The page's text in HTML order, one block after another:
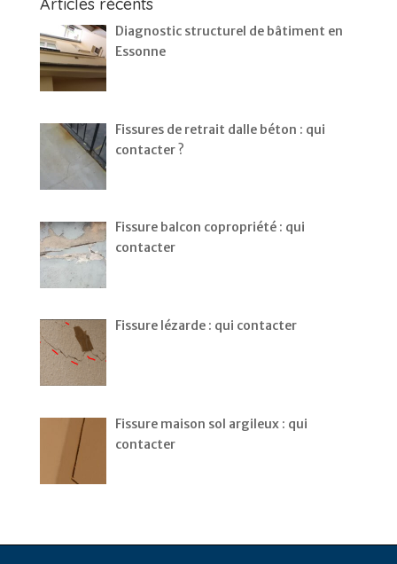
Diagnostic structurel de bâtiment en
Essonne
Fissures de retrait dalle béton : qui
contacter ?
Fissure balcon copropriété : qui
contacter
Fissure lézarde : qui contacter
Fissure maison sol argileux : qui
contacter